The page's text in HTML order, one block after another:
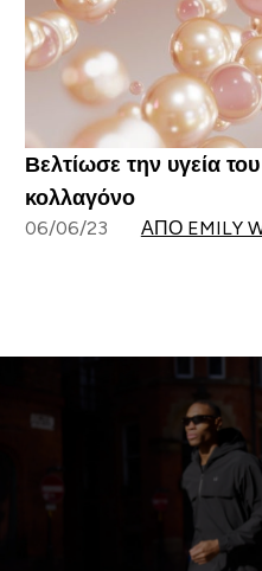
Βελτίωσε την υγεία
κολλαγόνο
06/06/23 ΑΠΌ EMILY